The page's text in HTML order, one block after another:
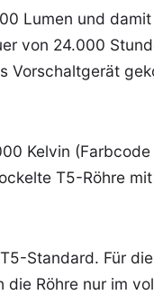
Lumen und
von 24.000
Vorschaltgerät
Kelvin
T5-Röhre
Standard. Für
Röhre nur im